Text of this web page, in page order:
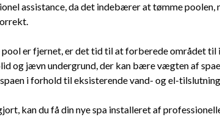
assistance, da det indebærer at tømme
pool er fjernet, er det tid til at forberede området til
og jævn undergrund, der kan bære vægten af
i forhold til eksisterende vand- og el-
kan du få din nye spa installeret af